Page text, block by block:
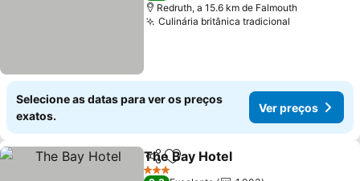
Redruth, a 15.6 km de Falmouth
Culinária britânica tradicional
Selecione as datas para ver os preços
exatos.
Ver preços
PartilharAdicionar aos favoritos
The Bay Hotel
3 Estrelas